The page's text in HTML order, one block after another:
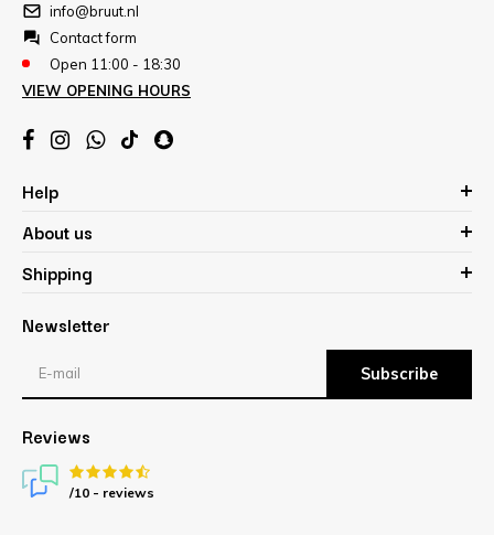
info@bruut.nl
Contact form
Open 11:00 - 18:30
VIEW OPENING HOURS
Help
About us
Shipping
Newsletter
Subscribe
Reviews
/10 - reviews